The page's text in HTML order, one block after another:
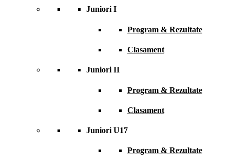
Juniori I
Program & Rezultate
Clasament
Juniori II
Program & Rezultate
Clasament
Juniori U17
Program & Rezultate